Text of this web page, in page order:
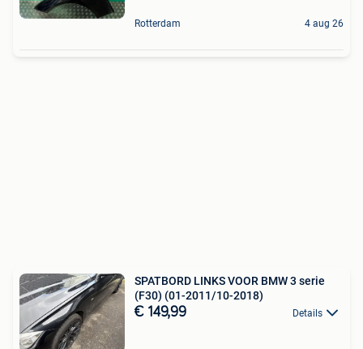
Rotterdam 4 aug 26
SPATBORD LINKS VOOR BMW 3 serie
(F30) (01-2011/10-2018)
€ 149,99 Details